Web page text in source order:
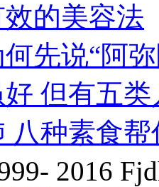
的美容法
先说“阿
但有五
八种素食帮
2016